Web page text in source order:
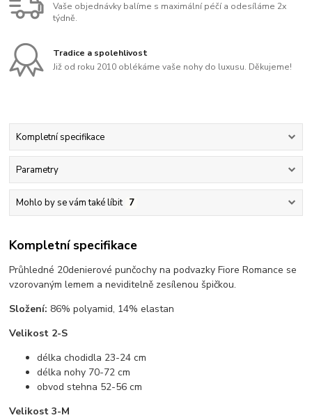
Vaše objednávky balíme s maximální péčí a odesíláme 2x
týdně.
Tradice a spolehlivost
Již od roku 2010 oblékáme vaše nohy do luxusu. Děkujeme!
Kompletní specifikace
Parametry
Mohlo by se vám také líbit 7
Kompletní specifikace
Průhledné 20denierové punčochy na podvazky Fiore Romance se
vzorovaným lemem a neviditelně zesílenou špičkou.
Složení: 86% polyamid, 14% elastan
Velikost 2-S
délka chodidla 23-24 cm
délka nohy 70-72 cm
obvod stehna 52-56 cm
Velikost 3-M